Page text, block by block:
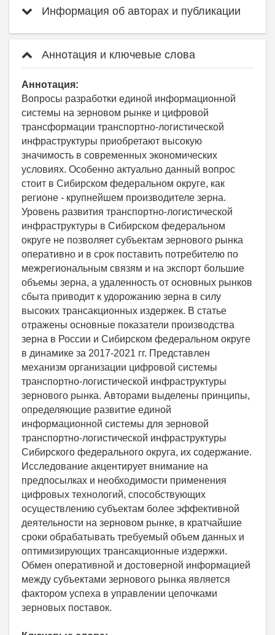
Информация об авторах и публикации
Аннотация и ключевые слова
Аннотация:
Вопросы разработки единой информационной
системы на зерновом рынке и цифровой
трансформации транспортно-логистической
инфраструктуры приобретают высокую
значимость в современных экономических
условиях. Особенно актуально данный вопрос
стоит в Сибирском федеральном округе, как
регионе - крупнейшем производителе зерна.
Уровень развития транспортно-логистической
инфраструктуры в Сибирском федеральном
округе не позволяет субъектам зернового рынка
оперативно и в срок поставить потребителю по
межрегиональным связям и на экспорт большие
объемы зерна, а удаленность от основных рынков
сбыта приводит к удорожанию зерна в силу
высоких трансакционных издержек. В статье
отражены основные показатели производства
зерна в России и Сибирском федеральном округе
в динамике за 2017-2021 гг. Представлен
механизм организации цифровой системы
транспортно-логистической инфраструктуры
зернового рынка. Авторами выделены принципы,
определяющие развитие единой
информационной системы для зерновой
транспортно-логистической инфраструктуры
Сибирского федерального округа, их содержание.
Исследование акцентирует внимание на
предпосылках и необходимости применения
цифровых технологий, способствующих
осуществлению субъектам более эффективной
деятельности на зерновом рынке, в кратчайшие
сроки обрабатывать требуемый объем данных и
оптимизирующих трансакционные издержки.
Обмен оперативной и достоверной информацией
между субъектами зернового рынка является
фактором успеха в управлении цепочками
зерновых поставок.